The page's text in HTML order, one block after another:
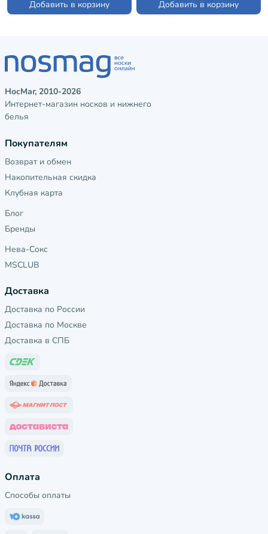
Добавить в корзину
Добавить в корзину
НосМаг, 2010-2026
Интернет-магазин носков и нижнего
белья
Покупателям
Возврат и обмен
Накопительная скидка
Клубная карта
Блог
Бренды
Нева-Сокс
MSCLUB
Доставка
Доставка по России
Доставка по Москве
Доставка в СПБ
Оплата
Способы оплаты